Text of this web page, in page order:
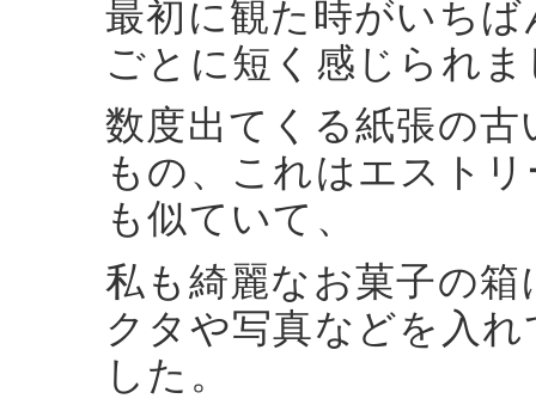
最初に観た時がいち
ごとに短く感じられ
数度出てくる紙張の
もの、これはエスト
も似ていて、
私も綺麗なお菓子の
クタや写真などを入
した。